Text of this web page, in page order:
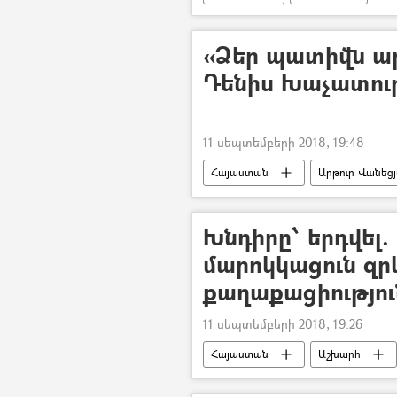
«Ձեր պատիվն
Դենիս
11 սեպտեմբերի 2018, 19:48
Հայաստան Արթուր
Հավաքական անվտանգության
Արթուր Վանեցյանի և Սասուն
Խնդիրը՝
մարոկկացուն
11 սեպտեմբերի 2018, 19:26
Հայաստան Աշխարհ